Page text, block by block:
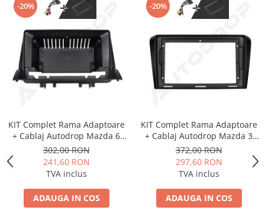
-20%
KIT Complet Rama Adaptoare
+ Cablaj Autodrop Mazda 6
(2002-2008) pentru Navigatie
Multimedia Android 10.1 inch
302,00 RON
241,60 RON
TVA inclus
ADAUGA IN COS
-20%
KIT Complet Rama Adaptoare
+ Cablaj Autodrop Mazda 3
(2006-2012) pentru Navigatie
Multimedia Android 9 inch
372,00 RON
297,60 RON
TVA inclus
ADAUGA IN COS